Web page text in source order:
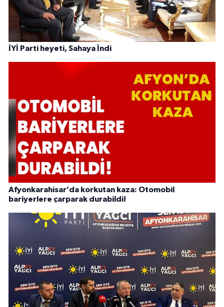
İYİ Parti heyeti, Sahaya İndi
Afyonkarahisar’da korkutan kaza: Otomobil
bariyerlere çarparak durabildi!